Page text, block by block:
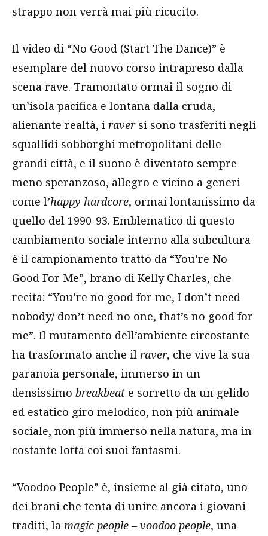
strappo non verrà mai più ricucito.
Il video di “No Good (Start The Dance)” è
esemplare del nuovo corso intrapreso dalla
scena rave. Tramontato ormai il sogno di
un’isola pacifica e lontana dalla cruda,
alienante realtà, i raversi sono trasferiti negli
squallidi sobborghi metropolitani delle
grandi città, e il suono è diventato sempre
meno speranzoso, allegro e vicino a generi
come l’happy hardcore, ormai lontanissimo da
quello del 1990-93. Emblematico di questo
cambiamento sociale interno alla subcultura
è il campionamento tratto da “You’re No
Good For Me”, brano di Kelly Charles, che
recita: “You’re no good for me, I don’t need
nobody/ don’t need no one, that’s no good for
me”. Il mutamento dell’ambiente circostante
ha trasformato anche il raver, che vive la sua
paranoia personale, immerso in un
densissimo breakbeat e sorretto da un gelido
ed estatico giro melodico, non più animale
sociale, non più immerso nella natura, ma in
costante lotta coi suoi fantasmi.
“Voodoo People” è, insieme al già citato, uno
dei brani che tenta di unire ancora i giovani
traditi, la magic people – voodoo people, una